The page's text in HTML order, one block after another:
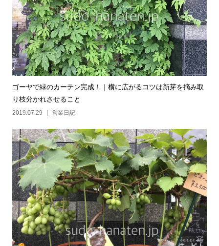
ゴーヤで緑のカーテン完成！｜横に広がるコツは新芽を摘み取
り枝分かれさせること
2019.07.29 営業日記